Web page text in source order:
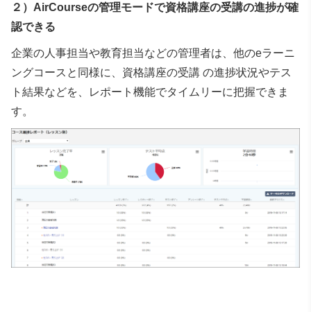
２）AirCourseの管理モードで資格講座の受講の進捗が確
認できる
企業の人事担当や教育担当などの管理者は、他のeラーニ
ングコースと同様に、資格講座の受講 の進捗状況やテス
ト結果などを、レポート機能でタイムリーに把握できま
す。